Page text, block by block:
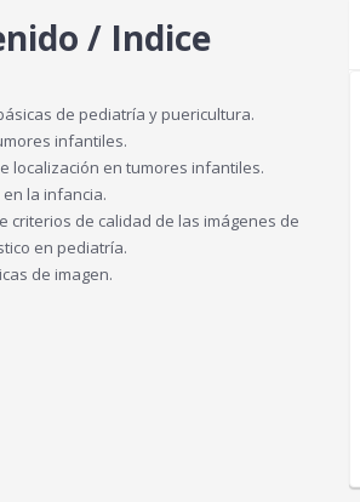
/ Indice
de pediatría y puericultura.
infantiles.
localización en tumores infantiles.
la infancia.
criterios de calidad de las imágenes de
en pediatría.
de imagen.